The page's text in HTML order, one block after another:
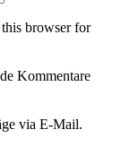
browser for
Kommentare
via E-Mail.